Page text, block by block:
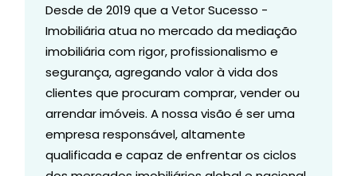
Desde de 2019 que a Vetor Sucesso -
Imobiliária atua no mercado da mediação
imobiliária com rigor, profissionalismo e
segurança, agregando valor à vida dos
clientes que procuram comprar, vender ou
arrendar imóveis. A nossa visão é ser uma
empresa responsável, altamente
qualificada e capaz de enfrentar os ciclos